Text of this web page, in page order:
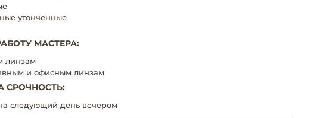
утонченные
МАСТЕРА:
линзам
и офисным линзам
СРОЧНОСТЬ:
на следующий день вечером